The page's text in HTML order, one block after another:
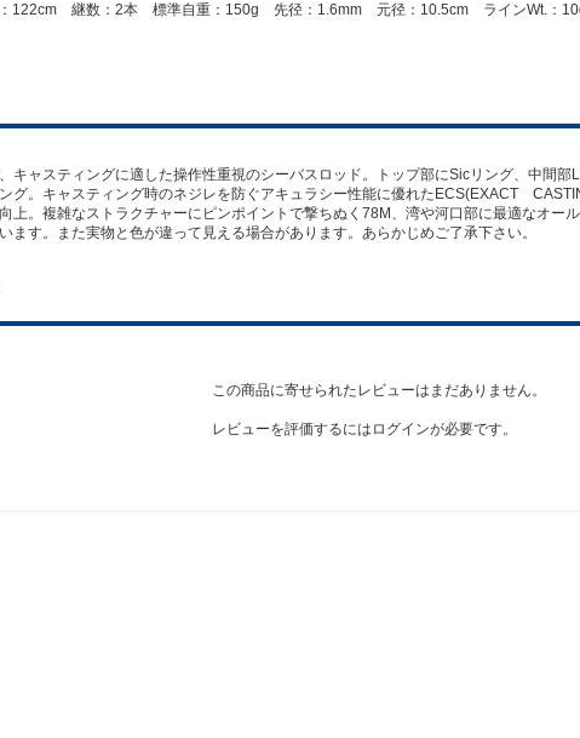
122cm 継数：2本 標準自重：150g 先径：1.6mm 元径：10.5cm ラインWt.：
キャスティングに適した操作性重視のシーバスロッド。トップ部にSicリング、中間
グ。キャスティング時のネジレを防ぐアキュラシー性能に優れたECS(EXACT
上。複雑なストラクチャーにピンポイントで撃ちぬく78M、湾や河口部に最適なオ
ます。また実物と色が違って見える場合があります。あらかじめご了承下さい。
この商品に寄せられたレビューはまだありません。
レビューを評価するには ログインが必要です。